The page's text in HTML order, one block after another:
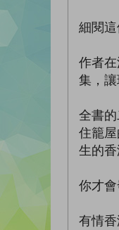
細閱
作者
集，
全書
住籠
生的
你才會
有情